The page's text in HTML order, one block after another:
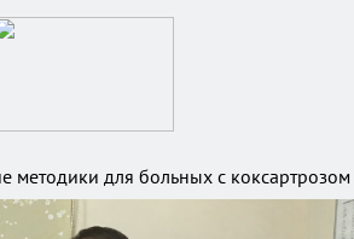
методики для больных с коксартрозом